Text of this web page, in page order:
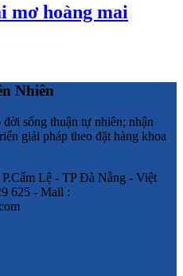
mơ hoàng mai
Nhiên
sống thuận tự nhiên; nhận
giải pháp theo đặt hàng khoa
Lệ - TP Đà Nẵng - Việt
625 - Mail :